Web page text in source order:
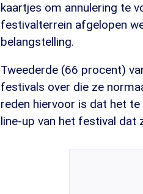
kaartjes om annulering te
festivalterrein afgelopen
belangstelling.
Tweederde (66 procent)
festivals over die ze
reden hiervoor is dat het
line-up van het festival dat